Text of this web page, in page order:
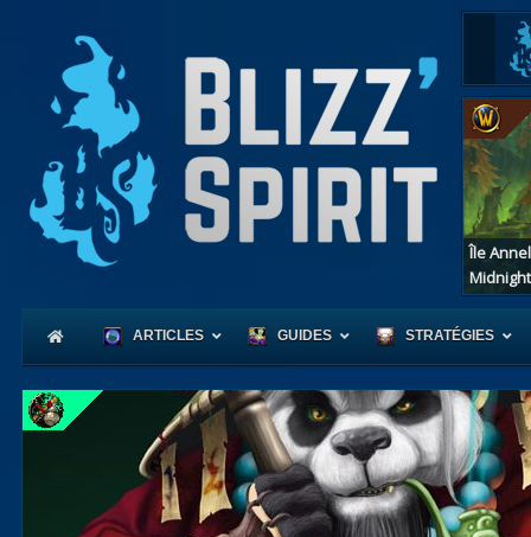
Île
Midnight
ARTICLES GUIDES
Coeur
STRATÉGIES